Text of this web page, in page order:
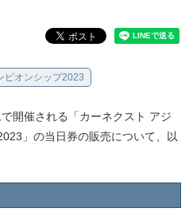
ピオンシップ2023
開催される「カーネクスト アジ
」の当日券の販売について、以